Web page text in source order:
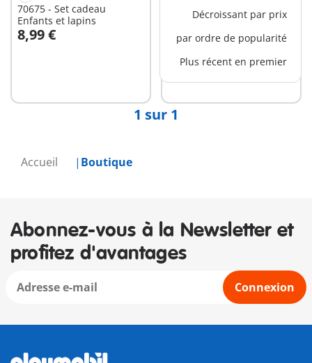
Accueil Boutique
Décroissant par prix
par ordre de popularité
Plus récent en premier
70675 - Set cadeau
Enfants et lapins
8,99 €
Au panier
70676 - Set cadeau
Educatrice et chiens
9,99 €
Non
disponible
1 sur 1
Abonnez-vous à la Newsletter et
profitez d'avantages
Connexion